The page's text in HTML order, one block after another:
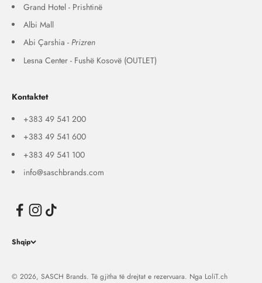
Grand Hotel - Prishtinë
Albi Mall
Abi Çarshia - Prizren
Lesna Center - Fushë Kosovë (OUTLET)
Kontaktet
+383 49 541 200
+383 49 541 600
+383 49 541 100
info@saschbrands.com
Shqip
© 2026, SASCH Brands. Të gjitha të drejtat e rezervuara. Nga LoliT.ch